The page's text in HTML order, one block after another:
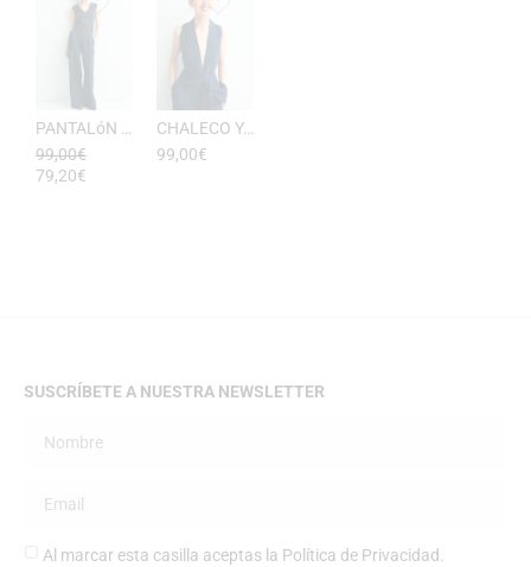
PANTALóN YUKATA MUJER RAYAS DE ESEOESE
99,00€
79,20€
CHALECO YUKATA MUJER DE RAYAS ESEOESE
99,00€
SUSCRÍBETE A NUESTRA NEWSLETTER
Al marcar esta casilla aceptas la Política de Privacidad.